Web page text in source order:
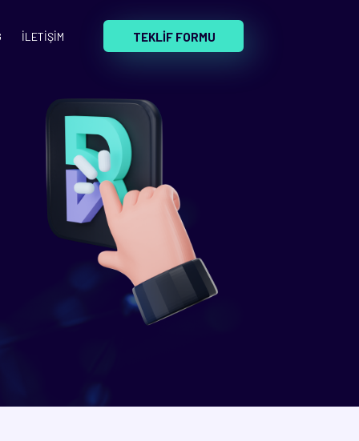
İLETİŞİM TEKLİF FORMU